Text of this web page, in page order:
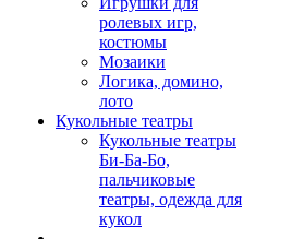
ролевых игр,
костюмы
Мозаики
Логика, домино,
лото
Кукольные театры
Кукольные театры
Би-Ба-Бо,
пальчиковые
театры, одежда для
кукол